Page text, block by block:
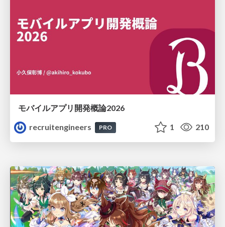
モバイルアプリ開発概論2026
recruitengineers
PRO 1 210